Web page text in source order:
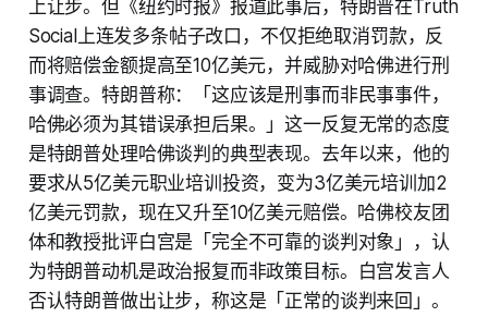
上让步。但《纽约时报》报道此事后，特朗普在Truth
Social上连发多条帖子改口，不仅拒绝取消罚款，反
而将赔偿金额提高至10亿美元，并威胁对哈佛进行刑
事调查。特朗普称：「这应该是刑事而非民事事件，
哈佛必须为其错误承担后果。」这一反复无常的态度
是特朗普处理哈佛谈判的典型表现。去年以来，他的
要求从5亿美元职业培训投资，变为3亿美元培训加2
亿美元罚款，现在又升至10亿美元赔偿。哈佛校友团
体和教授批评白宫是「完全不可靠的谈判对象」，认
为特朗普动机是政治报复而非政策目标。白宫发言人
否认特朗普做出让步，称这是「正常的谈判来回」。